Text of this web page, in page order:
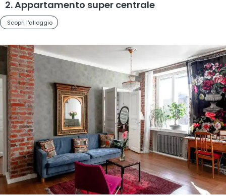
2. Appartamento super centrale
Scopri l'alloggio